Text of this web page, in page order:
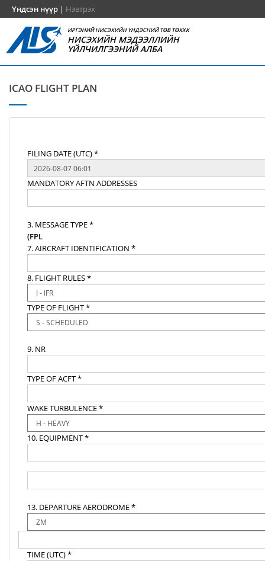
Үндсэн нүүр | Нэвтрэх
ИРГЭНИЙ НИСЭХИЙН ҮНДЭСНИЙ ТӨВ ТӨХХК
НИСЭХИЙН МЭДЭЭЛЛИЙН
ҮЙЛЧИЛГЭЭНИЙ АЛБА
ICAO FLIGHT PLAN
FILING DATE (UTC) *
MANDATORY AFTN ADDRESSES
3. MESSAGE TYPE *
(FPL
7. AIRCRAFT IDENTIFICATION *
8. FLIGHT RULES *
TYPE OF FLIGHT *
9. NR
TYPE OF ACFT *
WAKE TURBULENCE *
10. EQUIPMENT *
13. DEPARTURE AERODROME *
TIME (UTC) *